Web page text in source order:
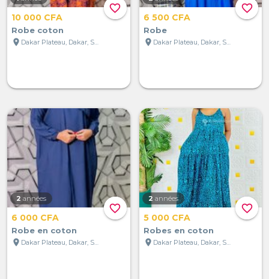
favorite_border
10 000 CFA
Robe coton
location_on
Dakar Plateau, Dakar, Sénégal
favorite_border
6 500 CFA
Robe
location_on
Dakar Plateau, Dakar, Sénégal
favorite_border
2 années
6 000 CFA
Robe en coton
location_on
Dakar Plateau, Dakar, Sénégal
favorite_border
2 années
5 000 CFA
Robes en coton
location_on
Dakar Plateau, Dakar, Sénégal